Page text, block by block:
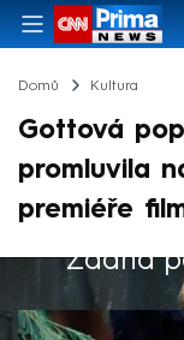
Domů Kultura
Gottová
promluvila
premiéře
Žádná
Výběr